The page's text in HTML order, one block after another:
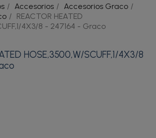
Accesorios
Accesorios Graco
REACTOR HEATED
4X3/8 - 247164 - Graco
HOSE,3500,W/SCUFF,1/4X3/8